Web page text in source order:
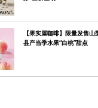
【果实屋咖啡】限量发售
县产当季水果“白桃”甜点